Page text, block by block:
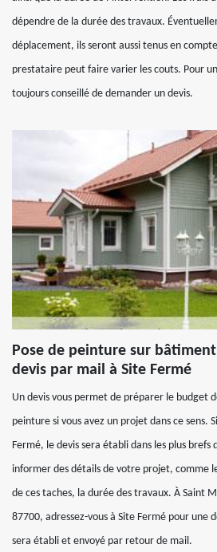
dépendre de la durée des travaux.
déplacement, ils seront aussi tenus en
prestataire peut faire varier les couts. Pour
toujours conseillé de demander un devis.
Pose de peinture sur
devis par mail à Site Fermé
Un devis vous permet de préparer le budget
peinture si vous avez un projet dans ce sens.
Fermé, le devis sera établi dans les plus brefs
informer des détails de votre projet, comme
de ces taches, la durée des travaux. À Saint
87700, adressez-vous à Site Fermé pour une
sera établi et envoyé par retour de mail.